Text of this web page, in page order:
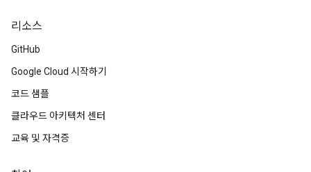
리소스
GitHub
Google Cloud 시작하기
코드 샘플
클라우드 아키텍처 센터
교육 및 자격증